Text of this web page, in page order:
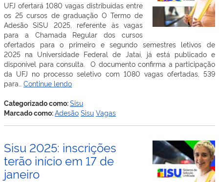
UFJ ofertará 1080 vagas distribuídas entre
os 25 cursos de graduação O Termo de
Adesão SiSU 2025, referente às vagas
para a Chamada Regular dos cursos
ofertados para o primeiro e segundo semestres letivos de
2025 na Universidade Federal de Jataí, já está publicado e
disponível para consulta. O documento confirma a participação
da UFJ no processo seletivo com 1080 vagas ofertadas, 539
para… Continue lendoSiSU
Termo
de
Categorizado como:Sisu
Marcado como:Adesão Sisu Vagas
Sisu 2025: inscrições
terão início em 17 de
janeiro